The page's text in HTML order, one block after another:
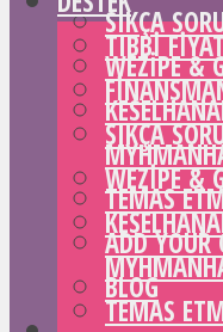
SIKÇA
WEZIPE &
TEMAS
ADD YOUR
BLOG
TIBBI
SIKÇA
WEZIPE &
TEMAS